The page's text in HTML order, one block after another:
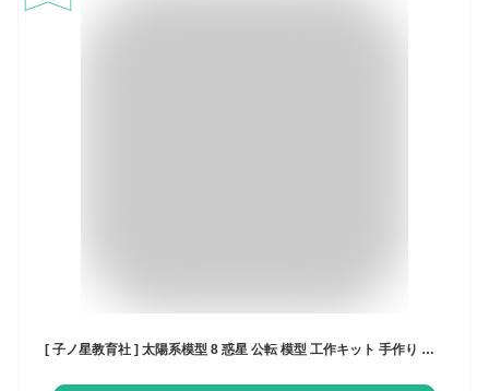
[ 子ノ星教育社 ] 太陽系模型 8 惑星 公転 模型 工作キット 手作り 太陽 地球 工作 惑星 宇宙 天文 知育 教育 理科 科学 天文学 自由研究 夏休み